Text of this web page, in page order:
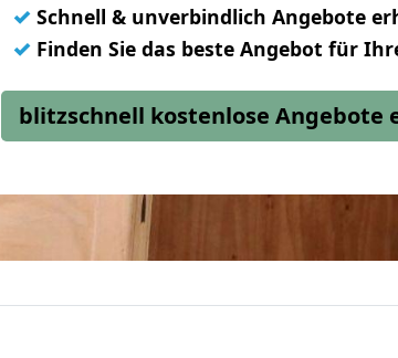
✓ Schnell & unverbindlich Angebote
✓ Finden Sie das beste Angebot für
blitzschnell kostenlose Angebote